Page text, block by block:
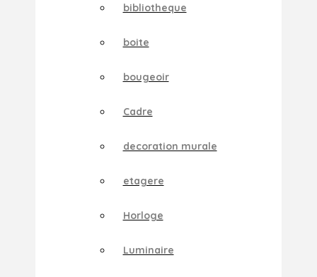
bibliotheque
boite
bougeoir
Cadre
decoration murale
etagere
Horloge
Luminaire